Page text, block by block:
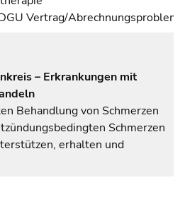
Vertrag/Abrechnungsprobleme
– Erkrankungen mit
Behandlung von Schmerzen
Schmerzen
erhalten und